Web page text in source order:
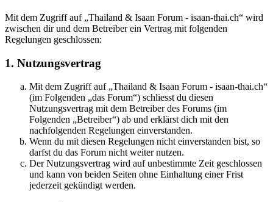
Mit dem Zugriff auf „Thailand & Isaan Forum - isaan-thai.ch“ wird
zwischen dir und dem Betreiber ein Vertrag mit folgenden
Regelungen geschlossen:
1. Nutzungsvertrag
Mit dem Zugriff auf „Thailand & Isaan Forum - isaan-thai.ch“
(im Folgenden „das Forum“) schliesst du diesen
Nutzungsvertrag mit dem Betreiber des Forums (im
Folgenden „Betreiber“) ab und erklärst dich mit den
nachfolgenden Regelungen einverstanden.
Wenn du mit diesen Regelungen nicht einverstanden bist, so
darfst du das Forum nicht weiter nutzen.
Der Nutzungsvertrag wird auf unbestimmte Zeit geschlossen
und kann von beiden Seiten ohne Einhaltung einer Frist
jederzeit gekündigt werden.